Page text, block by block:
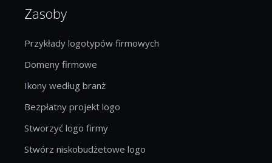
Zasoby
Przykłady logotypów firmowych
Domeny firmowe
Ikony według branż
Bezpłatny projekt logo
Stworzyć logo firmy
Stwórz niskobudżetowe logo